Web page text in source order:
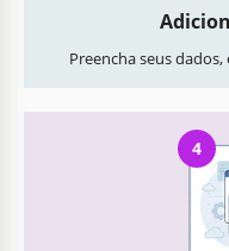
Preencha seus
4